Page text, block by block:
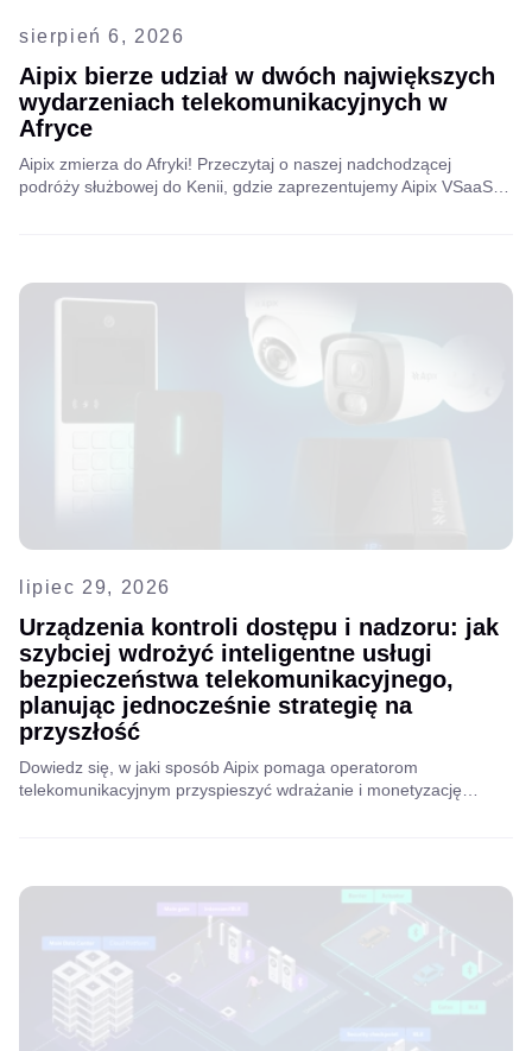
sierpień 6, 2026
Aipix bierze udział w dwóch największych
wydarzeniach telekomunikacyjnych w
Afryce
Aipix zmierza do Afryki! Przeczytaj o naszej nadchodzącej
podróży służbowej do Kenii, gdzie zaprezentujemy Aipix VSaaS,
lipiec 29, 2026
Urządzenia kontroli dostępu i nadzoru: jak
szybciej wdrożyć inteligentne usługi
bezpieczeństwa telekomunikacyjnego,
planując jednocześnie strategię na
przyszłość
Dowiedz się, w jaki sposób Aipix pomaga operatorom
telekomunikacyjnym przyspieszyć wdrażanie i monetyzację